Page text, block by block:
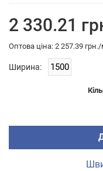
2 330.21
Оптова цiна: 2 257.39
Ширина: